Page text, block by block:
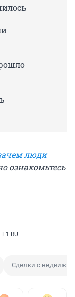
люди
ознакомьтесь
Сделки с